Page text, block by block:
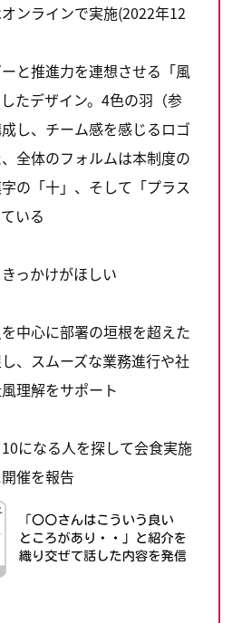
ンラインで実施(2022年12
と推進力を連想させる「風
たデザイン。4色の羽（参
し、チーム感を感じるロゴ
全体のフォルムは本制度の
の「十」、そして「プラス
いる
っかけがほしい
中心に部署の垣根を超えた
、スムーズな業務進行や社
理解をサポート
になる人を探して会食実施
催を報告